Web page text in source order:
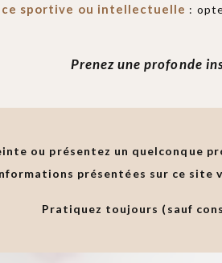
sportive ou intellectuelle :
Prenez une profonde
ou présentez un quelconque
présentées sur ce
Pratiquez toujours (sauf